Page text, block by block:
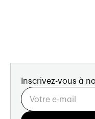
Inscrivez-vous à